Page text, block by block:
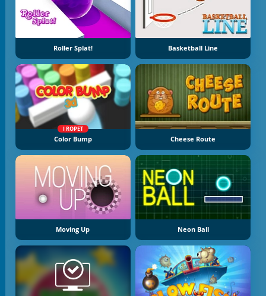
Roller Splat! Basketball Line
I ROPET
Color Bump Cheese Route
Moving Up Neon Ball